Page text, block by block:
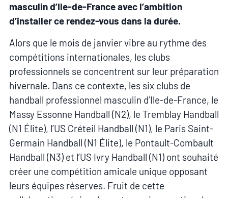
masculin d’Ile-de-France avec l’ambition
d’installer ce rendez-vous dans la durée.
Alors que le mois de janvier vibre au rythme des
compétitions internationales, les clubs
professionnels se concentrent sur leur préparation
hivernale. Dans ce contexte, les six clubs de
handball professionnel masculin d’Ile-de-France, le
Massy Essonne Handball (N2), le Tremblay Handball
(N1 Élite), l’US Créteil Handball (N1), le Paris Saint-
Germain Handball (N1 Élite), le Pontault-Combault
Handball (N3) et l’US Ivry Handball (N1) ont souhaité
créer une compétition amicale unique opposant
leurs équipes réserves. Fruit de cette